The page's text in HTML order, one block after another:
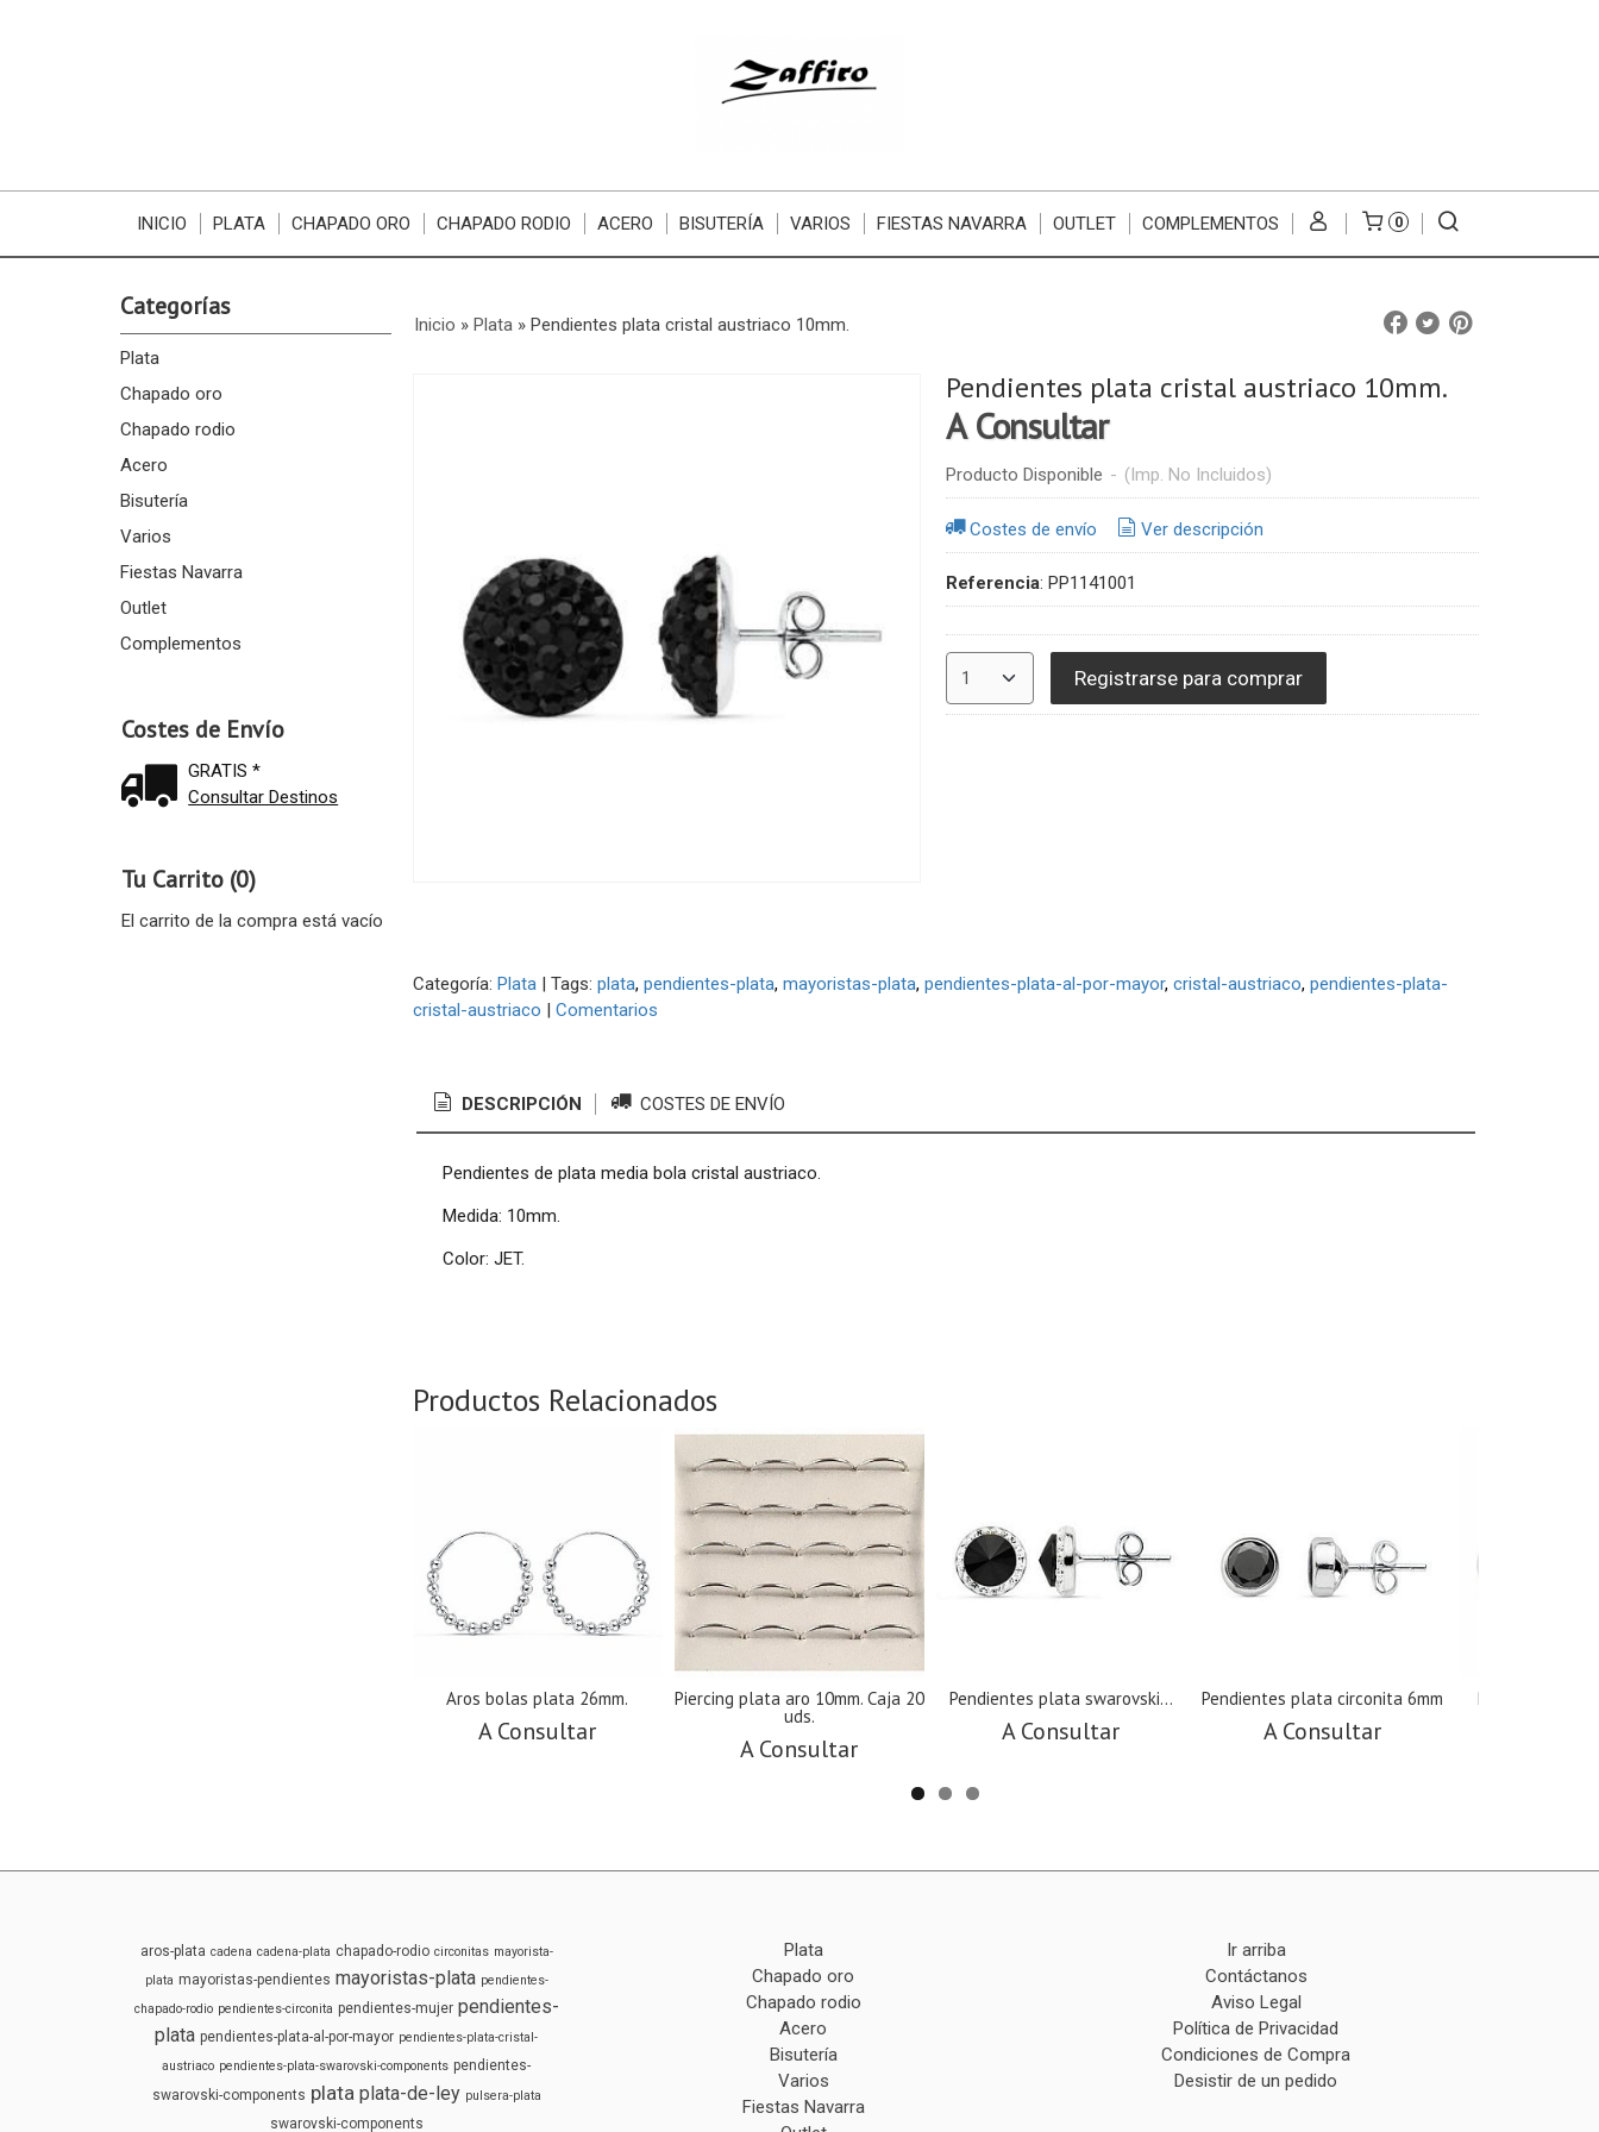
INICIO PLATA CHAPADO ORO CHAPADO RODIO ACERO BISUTERÍA VARIOS FIESTAS NAVARRA OUTLET COMPLEMENTOS 0
Categorías
Plata
Chapado oro
Chapado rodio
Acero
Bisutería
Varios
Fiestas Navarra
Outlet
Complementos
Costes de Envío
GRATIS *
Consultar Destinos
Tu Carrito (0)
El carrito de la compra está vacío
Inicio » Plata» Pendientes plata cristal austriaco 10mm.
Pendientes plata cristal austriaco 10mm.
A Consultar
Producto Disponible - (Imp. No Incluidos)
Costes de envío Ver descripción
Referencia: PP1141001
Registrarse para comprar
Categoría: Plata| Tags: plata pendientes-plata mayoristas-plata pendientes-plata-al-por-mayor cristal-austriaco pendientes-plata-
cristal-austriaco | Comentarios
DESCRIPCIÓN COSTES DE ENVÍO
Pendientes de plata media bola cristal austriaco.
Medida: 10mm.
Color: JET.
Productos Relacionados
Aros bolas plata 26mm.
A Consultar
Piercing plata aro 10mm. Caja 20
uds.
A Consultar
Pendientes plata swarovski...
A Consultar
Pendientes plata circonita 6mm
A Consultar
Pendientes
aros-plata cadena cadena-plata chapado-rodio circonitas mayorista-
plata mayoristas-pendientes mayoristas-plata pendientes-
chapado-rodio pendientes-circonita pendientes-mujer pendientes-
plata pendientes-plata-al-por-mayor pendientes-plata-cristal-
austriaco pendientes-plata-swarovski-components pendientes-
swarovski-components plata plata-de-ley pulsera-plata
swarovski-components
Plata
Chapado oro
Chapado rodio
Acero
Bisutería
Varios
Fiestas Navarra
Ir arriba
Contáctanos
Aviso Legal
Política de Privacidad
Condiciones de Compra
Desistir de un pedido